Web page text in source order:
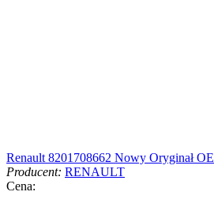
Renault 8201708662 Nowy Oryginał OE
Producent: RENAULT
Cena: